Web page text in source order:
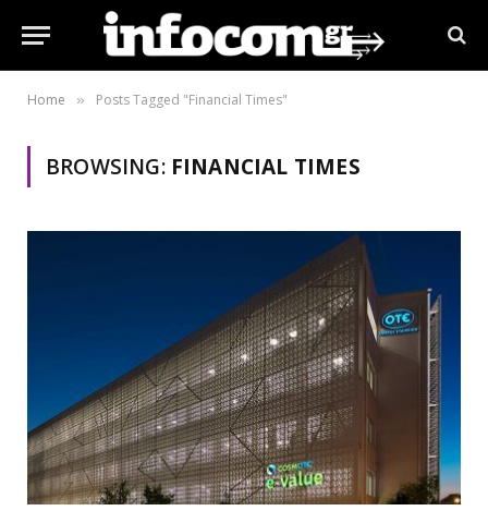
Home » Posts Tagged "Financial Times"
BROWSING: FINANCIAL TIMES